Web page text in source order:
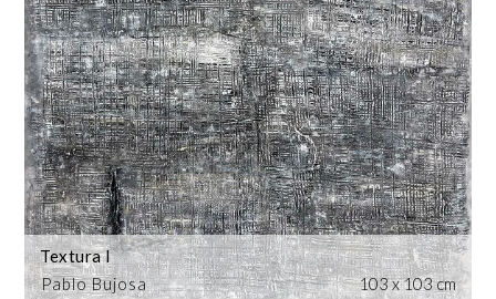
Pablo Bujosa
Textura I
103 x 103 cm